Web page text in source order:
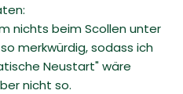
nichts beim Scollen unter
merkwürdig, sodass ich
Neustart" wäre
nicht so.